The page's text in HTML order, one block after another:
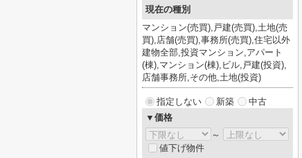
現在の種別
マンション(売買),戸建(売買),土地(売
買),店舗(売買),事務所(売買),住宅以外
建物全部,投資マンション,アパート
(棟),マンション(棟),ビル,戸建(投資),
店舗事務所,その他,土地(投資)
指定しない 新築
中古
▼価格
～
値下げ物件